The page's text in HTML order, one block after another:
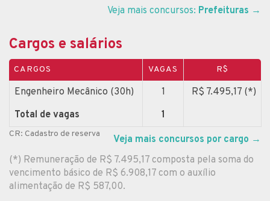
Veja mais concursos: Prefeituras →
Cargos e salários
CARGOS VAGAS R$
Engenheiro Mecânico (30h) 1
R$ 7.495,17 (*)
Total de vagas
1
CR: Cadastro de reserva Veja mais concursos por cargo →
(*) Remuneração de R$ 7.495,17 composta pela soma do
vencimento básico de R$ 6.908,17 com o auxílio
alimentação de R$ 587,00.